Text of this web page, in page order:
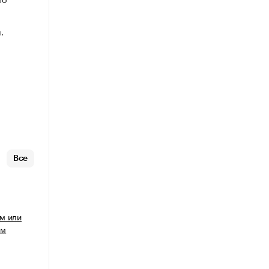
Все
или